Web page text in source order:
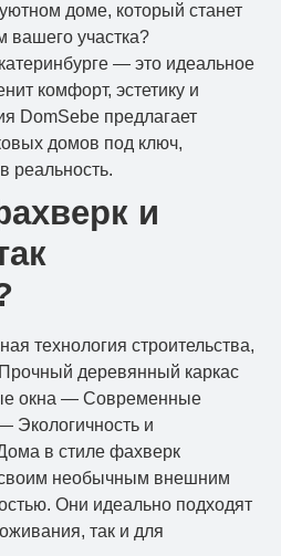
доме, который станет
участка?
— это идеальное
комфорт, эстетику и
DomSebe предлагает
домов под ключ,
реальность.
и
технология строительства,
деревянный каркас
окна — Современные
Экологичность и
в стиле фахверк
необычным внешним
Они идеально подходят
так и для